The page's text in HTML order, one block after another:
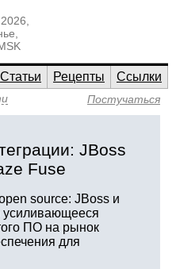
Статьи Рецепты
Ссылки
Постучаться
JBoss
Fuse
source: JBoss и
ПО на рынок
для